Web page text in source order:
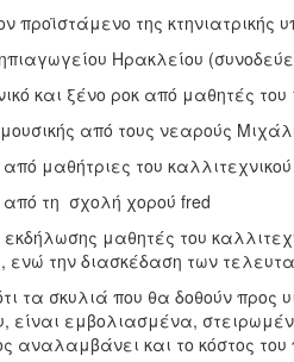
προϊστάμενο της
Ηρακλείου
και ξένο ροκ από μαθητές του
από τους νεαρούς
μαθήτριες του
από τη σχολή χορού fred
μαθητές του
ενώ την διασκέδαση των
τα σκυλιά που θα δοθούν
είναι εμβολιασμένα,
αναλαμβάνει και το κόστος